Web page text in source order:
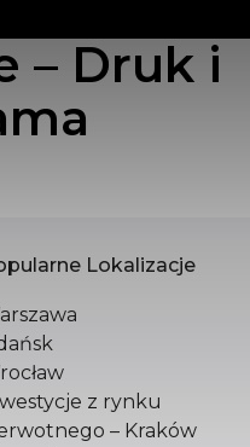
SPÓŁKA
– Druk i
Lokalizacje
z rynku
– Kraków